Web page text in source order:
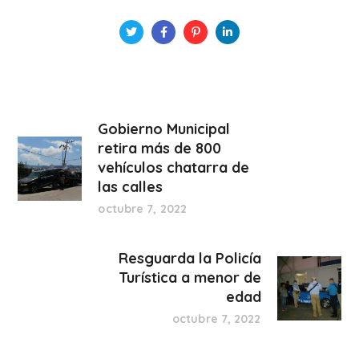
Gobierno Municipal
retira más de 800
vehículos chatarra de
las calles
octubre 7, 2022
Resguarda la Policía
Turística a menor de
edad
octubre 7, 2022